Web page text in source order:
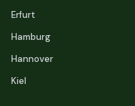
Erfurt
Hamburg
Hannover
Kiel